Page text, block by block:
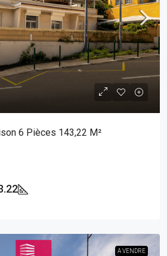
6 Pièces 143,22 M²
A VENDRE